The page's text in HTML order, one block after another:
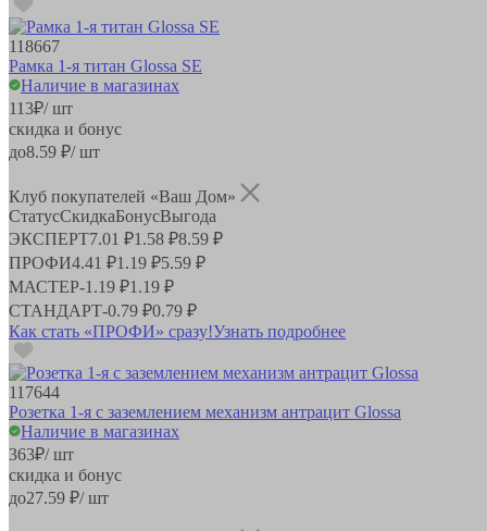
118667
Рамка 1-я титан Glossa SE
Наличие в магазинах
113₽/ шт
скидка и бонус
до8.59 ₽/ шт
Клуб покупателей «Ваш Дом»
СтатусСкидкаБонусВыгода
ЭКСПЕРТ7.01 ₽1.58 ₽8.59 ₽
ПРОФИ4.41 ₽1.19 ₽5.59 ₽
МАСТЕР-1.19 ₽1.19 ₽
СТАНДАРТ-0.79 ₽0.79 ₽
Как стать «ПРОФИ» сразу!Узнать подробнее
117644
Розетка 1-я с заземлением механизм антрацит Glossa
Наличие в магазинах
363₽/ шт
скидка и бонус
до27.59 ₽/ шт